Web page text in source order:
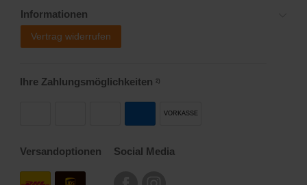
Informationen
Vertrag widerrufen
Ihre Zahlungsmöglichkeiten 2)
VORKASSE
Versandoptionen Social Media